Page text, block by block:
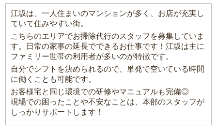
江坂は、一人住まいのマンションが多く、お店が充実し
ていて住みやすい街。
こちらのエリアでお掃除代行のスタッフを募集していま
す。日常の家事の延長でできるお仕事です！江坂は主に
ファミリー世帯の利用者が多いのが特徴です。
自分でシフトを決められるので、単発で空いている時間
に働くことも可能です。
お客様宅と同じ環境での研修やマニュアルも完備◎
現場での困ったことや不安なことは、本部のスタッフが
しっかりサポートします！